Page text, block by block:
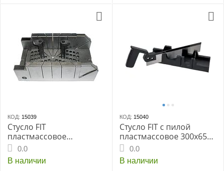
КОД: 15039
Стусло FIT
пластмассовое
310х120мм 2
эксцентрика Профи
(41255i)
0.0
В наличии
КОД: 15040
Стусло FIT с пилой
пластмассовое 300х65
мм (41241i)
0.0
В наличии